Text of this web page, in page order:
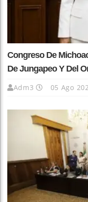
Congreso De
De Jungapeo Y Del
Adm3 05 Ago